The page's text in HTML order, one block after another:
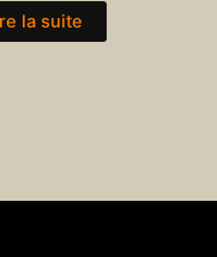
la suite